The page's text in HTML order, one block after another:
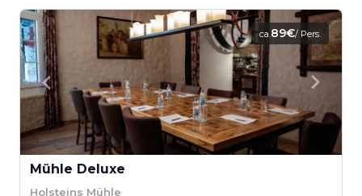
ca.89€/ Pers.
Mühle Deluxe
Holsteins Mühle